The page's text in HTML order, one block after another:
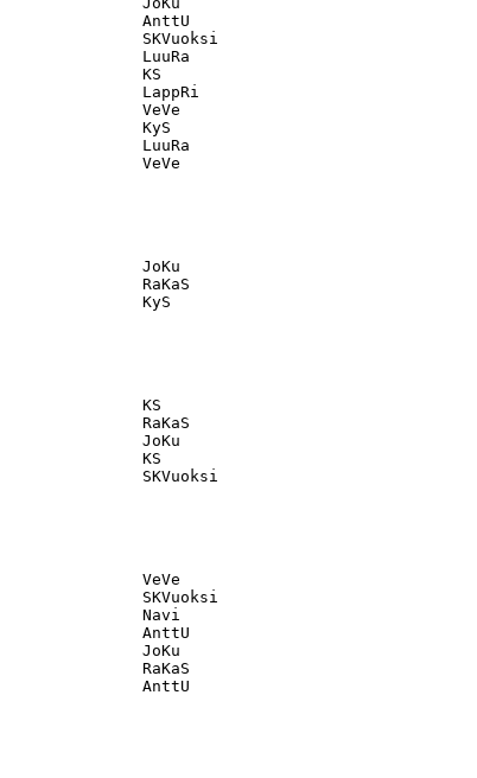
Jenni                     AnttU
SKVuoksi
Saara                   LuuRa
Liisa                       KS
LappRi
Henrika                     VeVe
Sarita                       KyS
Inka-Liisa                   LuuRa
Pasi                      JoKu
Tomi                      RaKaS
Mika                        KS
RaKaS
Mikko                        JoKu
Ossi                       KS
Jarkko                    VeVe
Mika                       SKVuoksi
Teijo                     Navi
Mika                         AnttU
Antti                      JoKu
Petri                    RaKaS